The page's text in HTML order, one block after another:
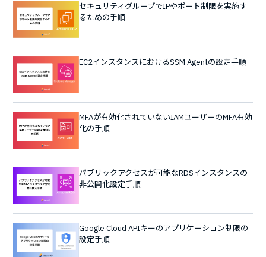
セキュリティグループでIPやポート制限を実施す
るための手順
EC2インスタンスにおけるSSM Agentの設定手順
MFAが有効化されていないIAMユーザーのMFA有効
化の手順
パブリックアクセスが可能なRDSインスタンスの
非公開化設定手順
Google Cloud APIキーのアプリケーション制限の
設定手順